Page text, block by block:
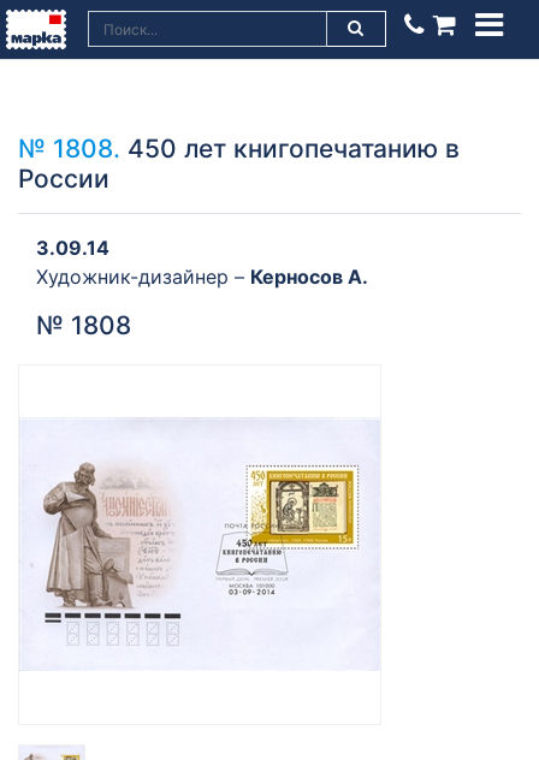
№ 1808. 450 лет книгопечатанию в
России
3.09.14
Художник-дизайнер – Керносов А.
№ 1808